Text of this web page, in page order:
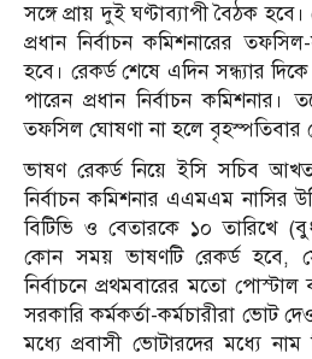
সঙ্গে প্রায় দুই ঘণ্টাব্যাপী বৈঠক
প্রধান নির্বাচন কমিশনারের
হবে। রেকর্ড শেষে এদিন সন্ধ্যার
পারেন প্রধান নির্বাচন
তফসিল ঘোষণা না হলে বৃহস্পতিবার
ভাষণ রেকর্ড নিয়ে ইসি সচিব
নির্বাচন কমিশনার এএমএম নাসির
বিটিভি ও বেতারকে ১০ তারিখে
কোন সময় ভাষণটি রেকর্ড হবে,
নির্বাচনে প্রথমবারের মতো পোস্টাল
সরকারি কর্মকর্তা-কর্মচারীরা ভোট
মধ্যে প্রবাসী ভোটারদের মধ্যে